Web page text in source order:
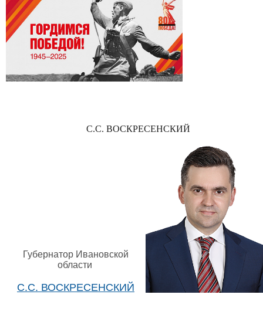
С.С. ВОСКРЕСЕНСКИЙ
Губернатор Ивановской
области
С.С. ВОСКРЕСЕНСКИЙ